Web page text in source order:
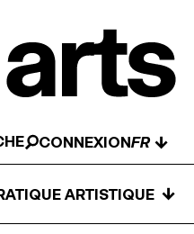
CONNEXION ↓
ARTISTIQUE ↓